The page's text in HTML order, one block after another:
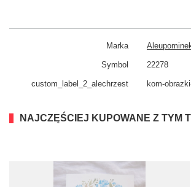
Marka
Symbol 22278
custom_​label_​2_alechrzest kom-
NAJCZĘŚCIEJ KUPOWANE Z TYM